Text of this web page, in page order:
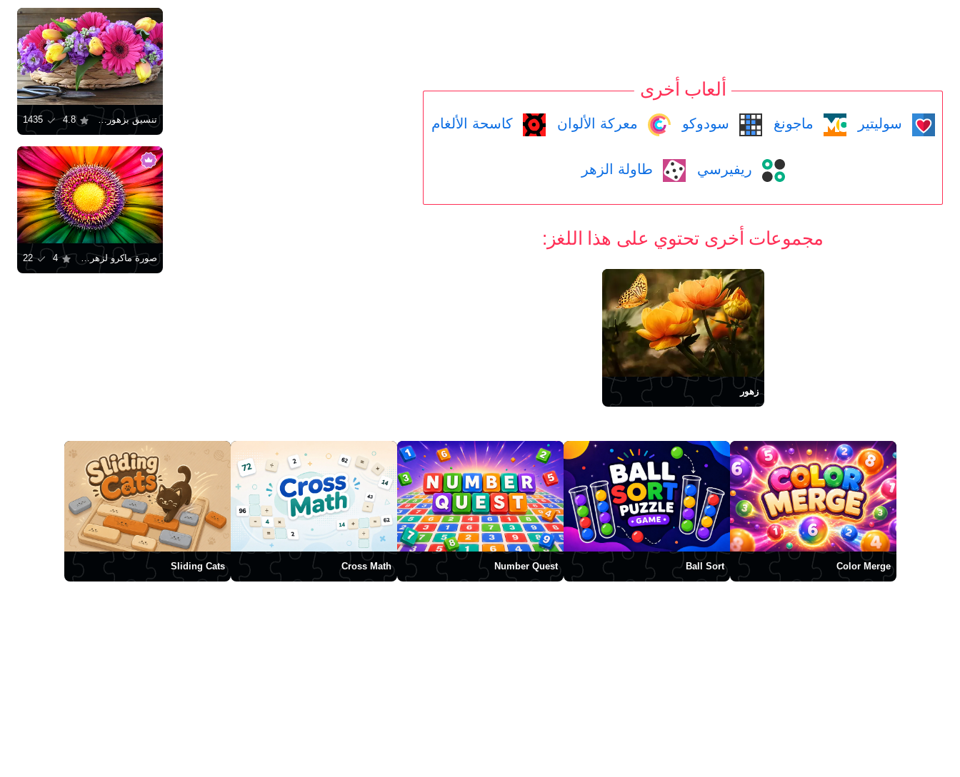
ألعاب أخرى
سوليتير ماجونغ سودوكو معركة الألوان كاسحة الألغام
ريفيرسي طاولة الزهر
مجموعات أخرى تحتوي على هذا اللغز:
زهور
تنسيق بزهور الجربيرا الوردية 4.8
1435
صورة ماكرو لزهرة الجربيرا 4
22
Color Merge
Ball Sort
Number Quest
Cross Math
Sliding Cats